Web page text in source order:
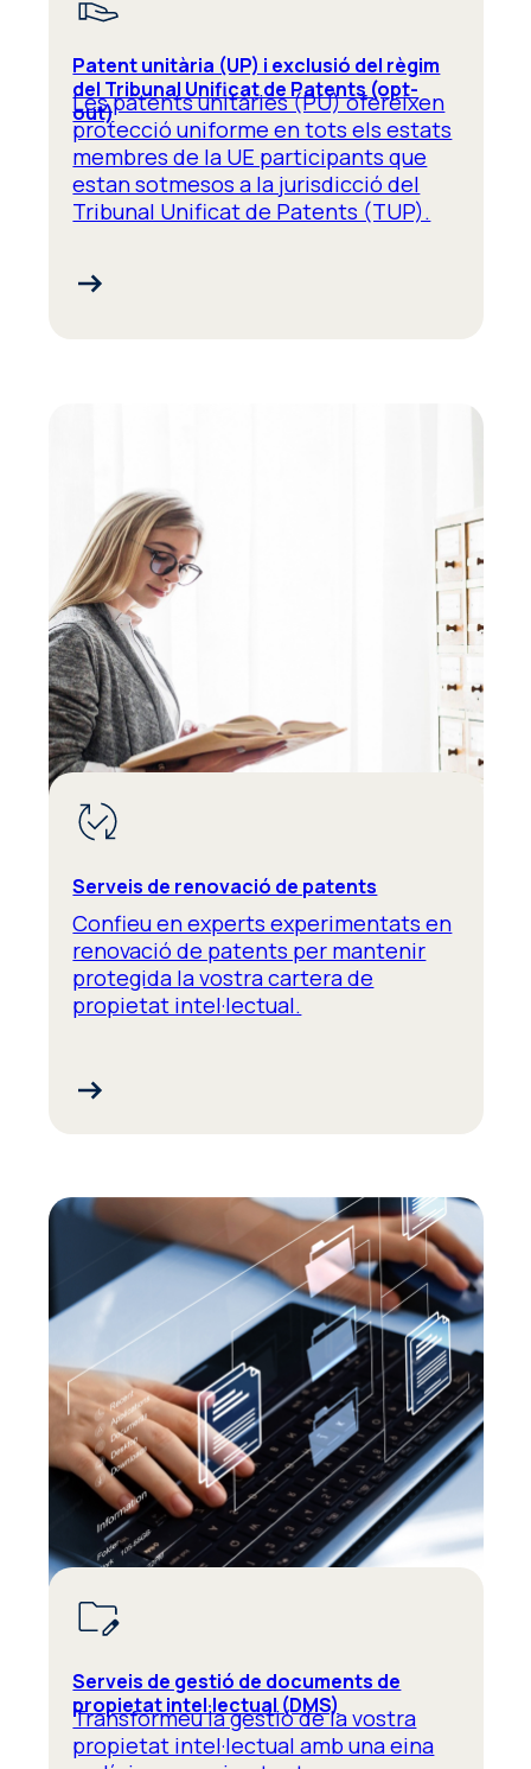
Patent unitària (UP) i exclusió del règim
del Tribunal Unificat de Patents (opt-
out)
Les patents unitàries (PU) ofereixen
protecció uniforme en tots els estats
membres de la UE participants que
estan sotmesos a la jurisdicció del
Tribunal Unificat de Patents (TUP).
Serveis de renovació de patents
Confieu en experts experimentats en
renovació de patents per mantenir
protegida la vostra cartera de
propietat intel·lectual.
Serveis de gestió de documents de
propietat intel·lectual (DMS)
Transformeu la gestió de la vostra
propietat intel·lectual amb una eina